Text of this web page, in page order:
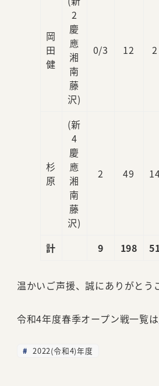
岡
田
健
2
慶
應
湘
南
藤
沢)
0/3 12 2
杉
原
(新
4
慶
應
湘
南
藤
沢)
2 49
計 9 198
温かいご声援、誠にありがとう
令和4年度春季オープン戦一覧は
2022(令和4)年度